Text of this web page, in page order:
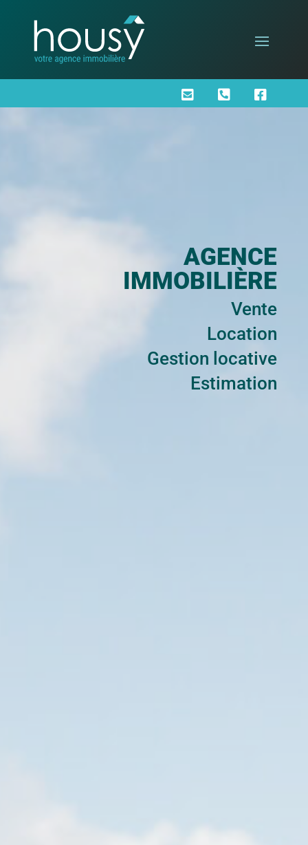
  
AGENCE
IMMOBILIÈRE
Vente
Location
Gestion locative
Estimation